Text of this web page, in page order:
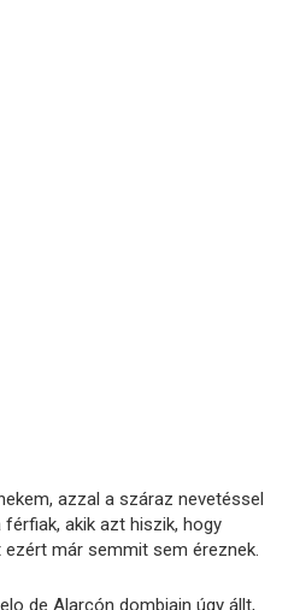
azzal a száraz nevetéssel
akik azt hiszik, hogy
már semmit sem éreznek.
de Alarcón dombjain úgy állt,